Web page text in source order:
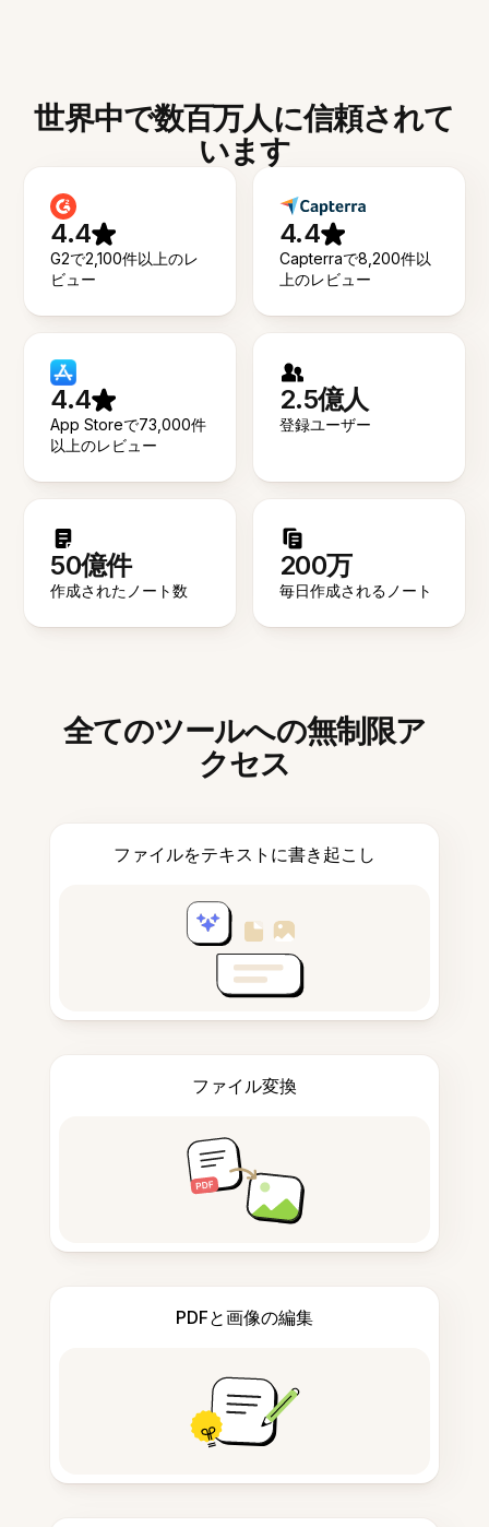
世界中で数百万人に信頼されて
います
4.4
G2で2,100件以上のレ
ビュー
4.4
Capterraで8,200件以
上のレビュー
4.4
App Storeで73,000件
以上のレビュー
2.5億人
登録ユーザー
50億件
作成されたノート数
200万
毎日作成されるノート
全てのツールへの無制限ア
クセス
ファイルをテキストに書き起こし
ファイル変換
PDFと画像の編集